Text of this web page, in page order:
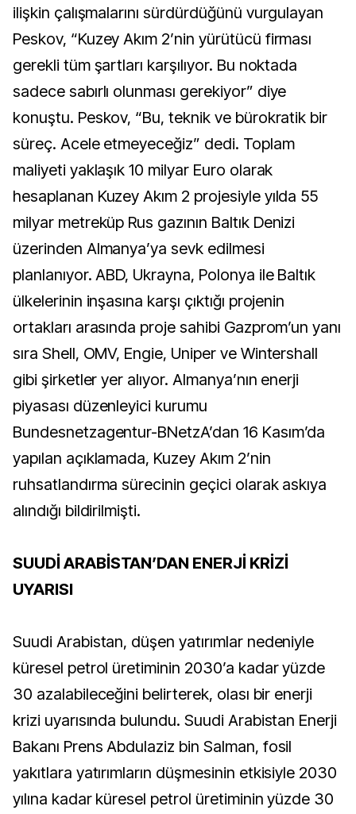
ilişkin çalışmalarını sürdürdüğünü vurgulayan
Peskov, “Kuzey Akım 2’nin yürütücü firması
gerekli tüm şartları karşılıyor. Bu noktada
sadece sabırlı olunması gerekiyor” diye
konuştu. Peskov, “Bu, teknik ve bürokratik bir
süreç. Acele etmeyeceğiz” dedi. Toplam
maliyeti yaklaşık 10 milyar Euro olarak
hesaplanan Kuzey Akım 2 projesiyle yılda 55
milyar metreküp Rus gazının Baltık Denizi
üzerinden Almanya’ya sevk edilmesi
planlanıyor. ABD, Ukrayna, Polonya ile Baltık
ülkelerinin inşasına karşı çıktığı projenin
ortakları arasında proje sahibi Gazprom’un yanı
sıra Shell, OMV, Engie, Uniper ve Wintershall
gibi şirketler yer alıyor. Almanya’nın enerji
piyasası düzenleyici kurumu
Bundesnetzagentur-BNetzA’dan 16 Kasım’da
yapılan açıklamada, Kuzey Akım 2’nin
ruhsatlandırma sürecinin geçici olarak askıya
alındığı bildirilmişti.
SUUDİ ARABİSTAN’DAN ENERJİ KRİZİ
UYARISI
Suudi Arabistan, düşen yatırımlar nedeniyle
küresel petrol üretiminin 2030’a kadar yüzde
30 azalabileceğini belirterek, olası bir enerji
krizi uyarısında bulundu. Suudi Arabistan Enerji
Bakanı Prens Abdulaziz bin Salman, fosil
yakıtlara yatırımların düşmesinin etkisiyle 2030
yılına kadar küresel petrol üretiminin yüzde 30